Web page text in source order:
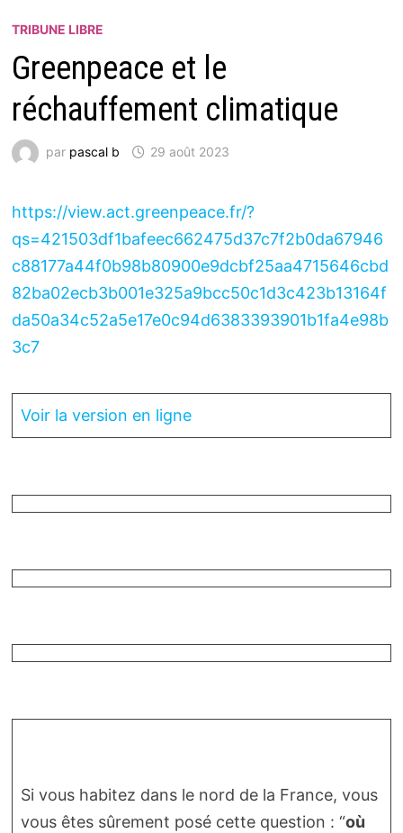
TRIBUNE LIBRE
Greenpeace et le
réchauffement climatique
par pascal b 29 août 2023
https://view.act.greenpeace.fr/?
qs=421503df1bafeec662475d37c7f2b0da67946
c88177a44f0b98b80900e9dcbf25aa4715646cbd
82ba02ecb3b001e325a9bcc50c1d3c423b13164f
da50a34c52a5e17e0c94d6383393901b1fa4e98b
3c7
Voir la version en ligne
Si vous habitez dans le nord de la France, vous
vous êtes sûrement posé cette question : “où